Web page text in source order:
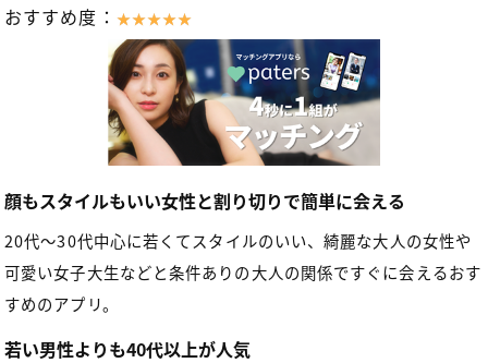
おすすめ度：
顔もスタイルもいい女性と割り切りで簡単に会える
20代～30代中心に若くてスタイルのいい、綺麗な大人の女性や
可愛い女子大生などと条件ありの大人の関係ですぐに会えるおす
すめのアプリ。
若い男性よりも40代以上が人気